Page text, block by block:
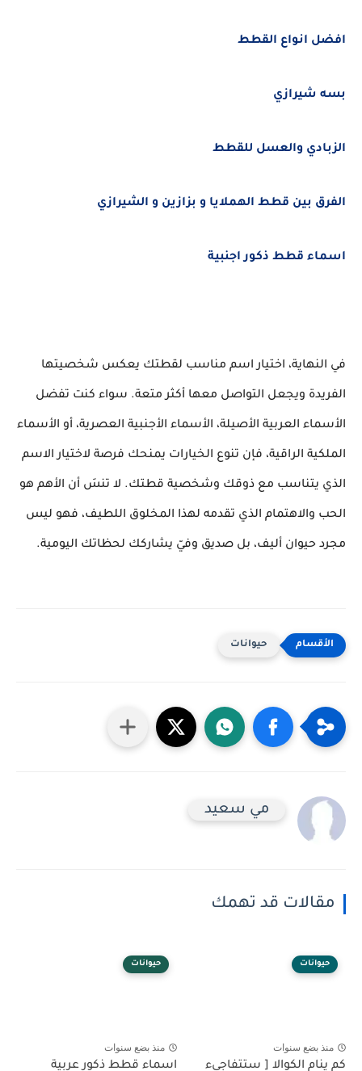
افضل انواع القطط
بسه شيرازي
الزبادي والعسل للقطط
الفرق بين قطط الهملايا و بزازين و الشيرازي
اسماء قطط ذكور اجنبية
في النهاية، اختيار اسم مناسب لقطتك يعكس شخصيتها
الفريدة ويجعل التواصل معها أكثر متعة. سواء كنت تفضل
الأسماء العربية الأصيلة، الأسماء الأجنبية العصرية، أو الأسماء
الملكية الراقية، فإن تنوع الخيارات يمنحك فرصة لاختيار الاسم
الذي يتناسب مع ذوقك وشخصية قطتك. لا تنسَ أن الأهم هو
الحب والاهتمام الذي تقدمه لهذا المخلوق اللطيف، فهو ليس
مجرد حيوان أليف، بل صديق وفيّ يشاركك لحظاتك اليومية.
حيوانات
مي سعيد
مقالات قد تهمك
حيوانات
منذ بضع سنوات
كم ينام الكوالا [ ستتفاجىء
حيوانات
منذ بضع سنوات
اسماء قطط ذكور عربية